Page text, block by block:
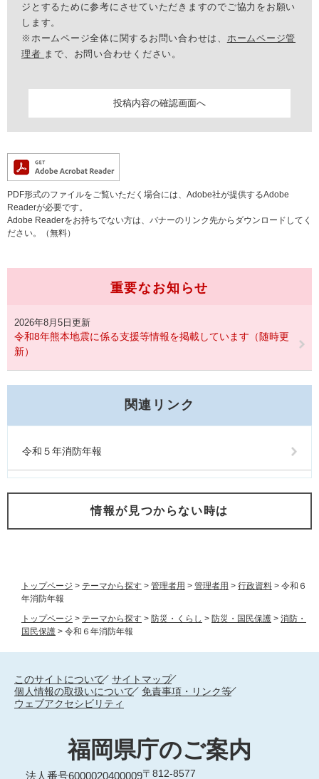
トップページ > テーマから探す > 管理者用 > 管理者用 > 行政資料 > 令和６
年消防年報
トップページ > テーマから探す > 防災・くらし > 防災・国民保護 > 消防・
国民保護 > 令和６年消防年報
ジとするために参考にさせていただきますのでご協力をお願い
します。
※ホームページ全体に関するお問い合わせは、 ホームページ管
理者 まで、お問い合わせください。
PDF形式のファイルをご覧いただく場合には、Adobe社が提供するAdobe
Readerが必要です。
Adobe Readerをお持ちでない方は、バナーのリンク先からダウンロードしてく
ださい。（無料）
重要なお知らせ
2026年8月5日更新
令和8年熊本地震に係る支援等情報を掲載しています（随時更
新）
関連リンク
令和５年消防年報
情報が見つからない時は
このサイトについて
サイトマップ
個人情報の取扱いについて
免責事項・リンク等
ウェブアクセシビリティ
福岡県庁のご案内
法人番号6000020400009〒812-8577